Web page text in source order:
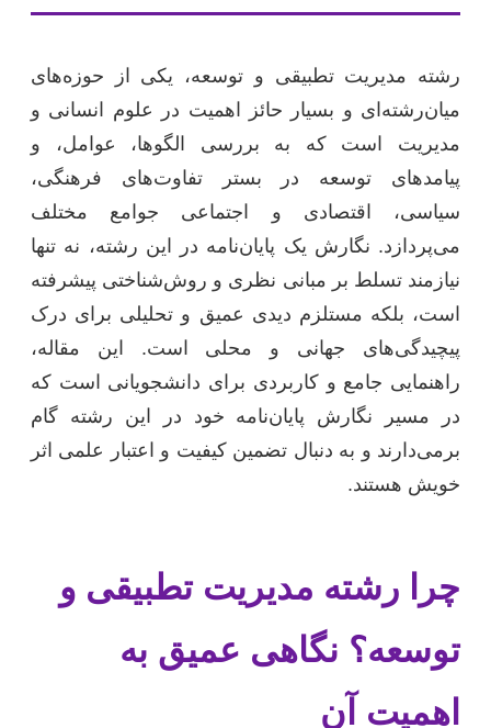
رشته مدیریت تطبیقی و توسعه، یکی از حوزه‌های
میان‌رشته‌ای و بسیار حائز اهمیت در علوم انسانی و
مدیریت است که به بررسی الگوها، عوامل، و
پیامدهای توسعه در بستر تفاوت‌های فرهنگی،
سیاسی، اقتصادی و اجتماعی جوامع مختلف
می‌پردازد. نگارش یک پایان‌نامه در این رشته، نه تنها
نیازمند تسلط بر مبانی نظری و روش‌شناختی پیشرفته
است، بلکه مستلزم دیدی عمیق و تحلیلی برای درک
پیچیدگی‌های جهانی و محلی است. این مقاله،
راهنمایی جامع و کاربردی برای دانشجویانی است که
در مسیر نگارش پایان‌نامه خود در این رشته گام
برمی‌دارند و به دنبال تضمین کیفیت و اعتبار علمی اثر
خویش هستند.
چرا رشته مدیریت تطبیقی و
توسعه؟ نگاهی عمیق به
اهمیت آن